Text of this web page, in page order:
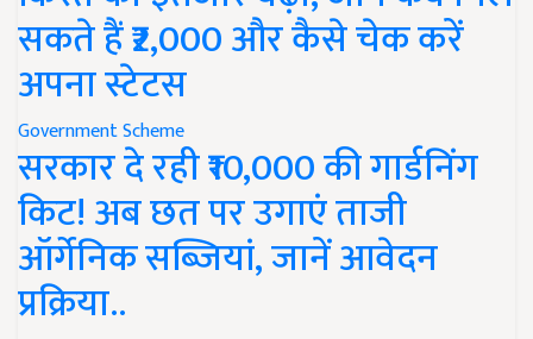
सकते हैं ₹2,000 और कैसे चेक करें
अपना स्टेटस
Government Scheme
सरकार दे रही ₹10,000 की गार्डनिंग
किट! अब छत पर उगाएं ताजी
ऑर्गेनिक सब्जियां, जानें आवेदन
प्रक्रिया..